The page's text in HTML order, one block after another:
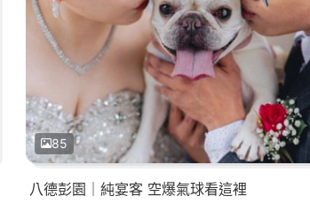
85
八德彭園｜純宴客 空爆氣球看這裡